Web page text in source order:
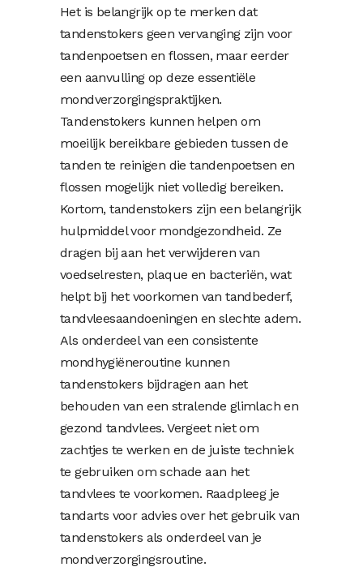
Het is belangrijk op te merken dat
tandenstokers geen vervanging zijn voor
tandenpoetsen en flossen, maar eerder
een aanvulling op deze essentiële
mondverzorgingspraktijken.
Tandenstokers kunnen helpen om
moeilijk bereikbare gebieden tussen de
tanden te reinigen die tandenpoetsen en
flossen mogelijk niet volledig bereiken.
Kortom, tandenstokers zijn een belangrijk
hulpmiddel voor mondgezondheid. Ze
dragen bij aan het verwijderen van
voedselresten, plaque en bacteriën, wat
helpt bij het voorkomen van tandbederf,
tandvleesaandoeningen en slechte adem.
Als onderdeel van een consistente
mondhygiëneroutine kunnen
tandenstokers bijdragen aan het
behouden van een stralende glimlach en
gezond tandvlees. Vergeet niet om
zachtjes te werken en de juiste techniek
te gebruiken om schade aan het
tandvlees te voorkomen. Raadpleeg je
tandarts voor advies over het gebruik van
tandenstokers als onderdeel van je
mondverzorgingsroutine.